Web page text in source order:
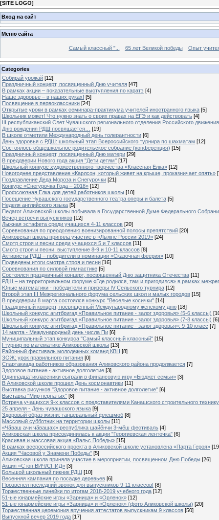
[SITE LOGO]
Вход на сайт
Меню сайта
Самый классный "... 65 лет Великой победы Опыт
Categories
Собирай урожай [12]
Праздничный концерт, посвященный Дню учителя [47]
В рамках акции – показательные выступления по каратэ [4]
Наше здоровье – в наших руках! [5]
Посвящение в первоклассники [24]
Открытые уроки в рамках семинара-практикума учителей иностранного языка [5]
Школьник может! Что нужно знать о своих правах на ЕГЭ и как действовать [4]
III республиканский Слет Чувашского регионального отделения Российского
Дню рождения РДШ посвящается…
[19]
В школе отметили Международный день толерантности [6]
День здоровья с РДШ: школьный этап Всероссийского турнира по шахматам [12]
Состоялось общешкольное родительское собрание (конференция) [15]
Праздничный концерт, посвященный Дню матери [29]
В преддверии Нового года акция "Дети детям" [17]
Школьный конкурс художественного творчества «Классная Ёлка» [12]
Новогоднее представление «Карлсон, который живет на крыше, проказничает опять»
Поздравление Деда Мороза и Снегурочки [21]
Конкурс «Снегурочка Года – 2018» [12]
Профсоюзная Елка для детей работников школы [10]
Посещение Чувашского государственного театра оперы и балета [5]
Неделя английского языка [5]
Педагог Аликовской школы побывала в Государственной Думе Федерального
Вечер встречи выпускников [12]
Лыжная эстафета среди учащихся 4-11 классов [20]
Cоревнования по преодолению военизированной полосы препятствий [20]
Аликовская школа приняла участие в «Лыжне России-2019» [24]
Смотр строя и песни среди учащихся 5 и 7 классов [11]
Смотр строя и песни: выступление 8-9 и 10-11 классов [8]
Активисты РДШ – победители в номинации «Сказочная феерия» [10]
Подведены итоги смотра строя и песни [16]
Соревнования по силовой гимнастике [5]
Состоялся праздничный концерт, посвященный Дню защитника Отечества [11]
РДШ – на территориальном форуме «Где родился, там и пригодился» в рамках
Юные математики - победители и призеры IV Сельского турнира [12]
Второй этап III Межрегионального форума сельских школ и малых городов [15]
В преддверии 8 марта состоялся конкурс "Веселые косички" [14]
Праздничный концерт, посвященный Международному женскому дню [18]
Школьный конкурс агитбригад «Правильное питание - залог здоровья» (5-6 классы)
Школьный конкурс агитбригад «Правильное питание - залог здоровья» (7-8 классы) [6]
Школьный конкурс агитбригад «Правильное питание - залог здоровья»: 9-10 класс [7]
14 марта - Международный день числа Пи [6]
Муниципальный этап конкурса "Самый классный классный" [15]
I турнир по математике Аликовской школы [13]
Районный фестиваль молодежных команд КВН [8]
ЗОЖ: урок правильного питания [0]
Спартакиада работников образования Аликовского района продолжается [7]
Здоровое питание - активное долголетие [3]
Одиннадцатиклассники сыграли в финансовую игру «Бюджет семьи» [3]
В Аликовской школе прошел День космонавтики [11]
Выставка рисунков "Здоровое питание - активное долголетие" [6]
Выставка "Мир пернатых" [8]
Встреча учащихся 9-х классов с представителями Канашского строительного
25 апреля - День чувашского языка [9]
Здоровый образ жизни: танцевальный флешмоб [8]
Массовый субботник на территории школы [11]
«Чăваш ачи чăвашах» республика шайĕнчи 3-мĕш фестиваль [4]
Аликовская школа присоединилась к акции "Георгиевская ленточка" [6]
Красивая и массовая акция «Вальс Победы» [15]
В рамках всероссийского проекта в Аликовской школе установлена «Парта Героя»
Акция "Часовой у Знамени Победы" [5]
Аликовская школа приняла участие в мероприятии, посвященном Дню Победы [26]
Акция «Стоп ВИЧ/СПИД» [3]
Большой школьный пикник РДШ [10]
Весенняя кампания по посадке деревьев [6]
Прозвенел последний звонок для выпускников 9-11 классов! [8]
Торжественные линейки по итогам 2018-2019 учебного года [12]
51-ые юнармейские игры «Зарница» и «Орленок» [12]
51-ые юнармейские игры «Зарница» и «Орленок» (фото Аликовской школы) [20]
Торжественная церемония вручения аттестатов выпускникам 9 классов [50]
Выпускной вечер 2019 года [17]